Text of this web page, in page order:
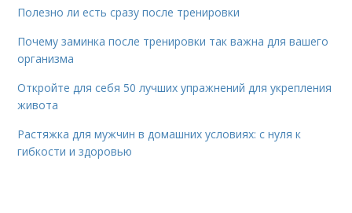
Полезно ли есть сразу после тренировки
Почему заминка после тренировки так важна для вашего
организма
Откройте для себя 50 лучших упражнений для укрепления
живота
Растяжка для мужчин в домашних условиях: с нуля к
гибкости и здоровью